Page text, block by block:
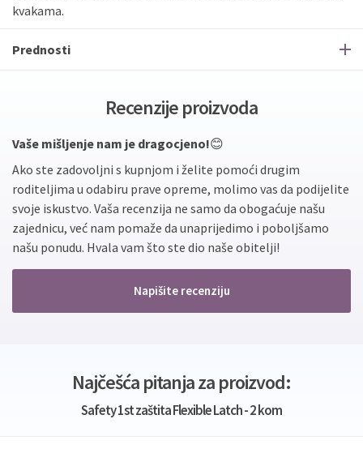
kvakama.
Prednosti
Recenzije proizvoda
Vaše mišljenje nam je dragocjeno!😊
Ako ste zadovoljni s kupnjom i želite pomoći drugim
roditeljima u odabiru prave opreme, molimo vas da podijelite
svoje iskustvo. Vaša recenzija ne samo da obogaćuje našu
zajednicu, već nam pomaže da unaprijedimo i poboljšamo
našu ponudu. Hvala vam što ste dio naše obitelji!
Napišite recenziju
Najčešća pitanja za proizvod:
Safety 1st zaštita Flexible Latch - 2 kom